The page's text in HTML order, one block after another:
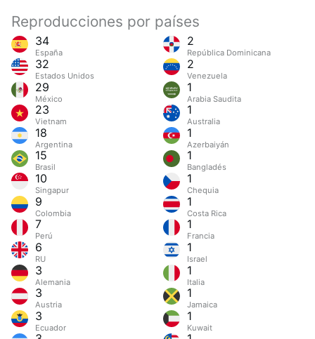
Reproducciones por países
34
España
32
Estados Unidos
29
México
23
Vietnam
18
Argentina
15
Brasil
10
Singapur
9
Colombia
7
Perú
6
RU
3
Alemania
3
Austria
3
Ecuador
2
República Dominicana
2
Venezuela
1
Arabia Saudita
1
Australia
1
Azerbaiyán
1
Bangladés
1
Chequia
1
Costa Rica
1
Francia
1
Israel
1
Italia
1
Jamaica
1
Kuwait